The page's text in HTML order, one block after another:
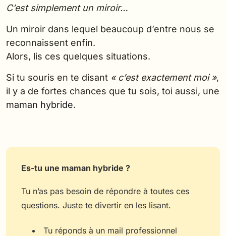
C’est simplement un miroir…
Un miroir dans lequel beaucoup d’entre nous se
reconnaissent enfin.
Alors, lis ces quelques situations.
Si tu souris en te disant « c’est exactement moi »,
il y a de fortes chances que tu sois, toi aussi, une
maman hybride.
Es-tu une maman hybride ?
Tu n’as pas besoin de répondre à toutes ces
questions. Juste te divertir en les lisant.
Tu réponds à un mail professionnel